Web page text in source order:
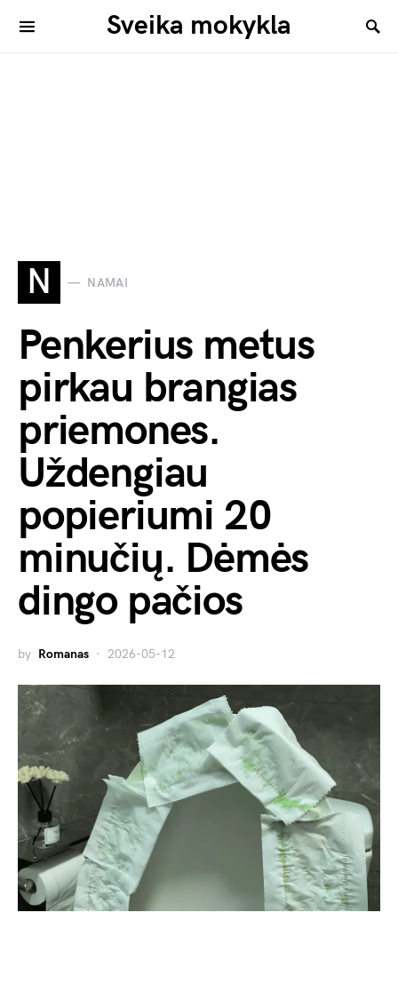
Sveika mokykla
N NAMAI
Penkerius metus
pirkau brangias
priemones.
Uždengiau
popieriumi 20
minučių. Dėmės
dingo pačios
by Romanas 2026-05-12